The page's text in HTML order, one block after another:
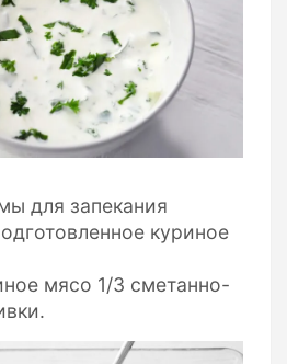
для запекания
куриное
мясо 1/3 сметанно-